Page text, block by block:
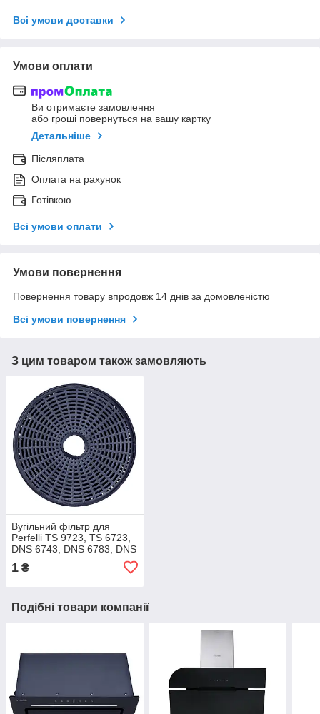
Всі умови доставки
Умови оплати
Ви отримаєте замовлення
або гроші повернуться на вашу картку
Детальніше
Післяплата
Оплата на рахунок
Готівкою
Всі умови оплати
Умови повернення
Повернення товару впродовж 14 днів за домовленістю
Всі умови повернення
З цим товаром також замовляють
Вугільний фільтр для
Perfelli TS 9723, TS 6723,
DNS 6743, DNS 6783, DNS
9753, DNS 6793
1 ₴
Подібні товари компанії